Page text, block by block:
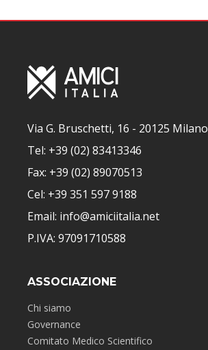
Via G. Bruschetti, 16 - 20125 Milano
Tel: +39 (02) 83413346
Fax: +39 (02) 89070513
Cel: +39 351 597 9188
Email: info@amiciitalia.net
P.IVA: 97091710588
ASSOCIAZIONE
Chi siamo
Governance
Comitato Medico Scientifico